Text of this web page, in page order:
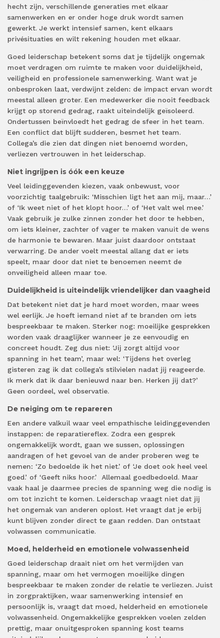
hecht zijn, verschillende generaties met elkaar
samenwerken en er onder hoge druk wordt samen
gewerkt. Je werkt intensief samen, kent elkaars
privésituaties en wilt rekening houden met elkaar.
Goed leiderschap betekent soms dat je tijdelijk ongemak
moet verdragen om ruimte te maken voor duidelijkheid,
veiligheid en professionele samenwerking. Want wat je
onbesproken laat, verdwijnt zelden: de impact ervan wordt
meestal alleen groter. Een medewerker die nooit feedback
krijgt op storend gedrag, raakt uiteindelijk geïsoleerd.
Ondertussen beïnvloedt het gedrag de sfeer in het team.
Een conflict dat blijft sudderen, besmet het team.
Collega’s die zien dat dingen niet benoemd worden,
verliezen vertrouwen in het leiderschap.
Niet ingrijpen is óók een keuze
Veel leidinggevenden kiezen, vaak onbewust, voor
voorzichtig taalgebruik: ‘Misschien ligt het aan mij, maar…’
of ‘Ik weet niet of het klopt hoor…’ of ‘Het valt wel mee.’
Vaak gebruik je zulke zinnen zonder het door te hebben,
om iets kleiner, zachter of vager te maken vanuit de wens
de harmonie te bewaren. Maar juist daardoor ontstaat
verwarring. De ander voelt meestal allang dat er iets
speelt, maar door dat niet te benoemen neemt de
onveiligheid alleen maar toe.
Duidelijkheid is uiteindelijk vriendelijker dan vaagheid
Dat betekent niet dat je hard moet worden, maar wees
wel eerlijk. Je hoeft iemand niet af te branden om iets
bespreekbaar te maken. Sterker nog: moeilijke gesprekken
worden vaak draaglijker wanneer je ze eenvoudig en
concreet houdt. Zeg dus niet: ‘Jij zorgt altijd voor
spanning in het team’, maar wel: ‘Tijdens het overleg
gisteren zag ik dat collega’s stilvielen nadat jij reageerde.
Ik merk dat ik daar benieuwd naar ben. Herken jij dat?’
Geen oordeel, wel observatie.
De neiging om te repareren
Een andere valkuil waar veel empathische leidinggevenden
instappen: de reparatiereflex. Zodra een gesprek
ongemakkelijk wordt, gaan we sussen, oplossingen
aandragen of het gevoel van de ander proberen weg te
nemen: ‘Zo bedoelde ik het niet.’ of ‘Je doet ook heel veel
goed.’ of ‘Geeft niks hoor.’ Allemaal goedbedoeld. Maar
vaak haal je daarmee precies de spanning weg die nodig is
om tot inzicht te komen. Leiderschap vraagt niet dat jij
het ongemak van anderen oplost. Het vraagt dat je erbij
kunt blijven zonder direct te gaan redden. Dan ontstaat
volwassen communicatie.
Moed, helderheid en emotionele volwassenheid
Goed leiderschap draait niet om het vermijden van
spanning, maar om het vermogen moeilijke dingen
bespreekbaar te maken zonder de relatie te verliezen. Juist
in zorgpraktijken, waar samenwerking intensief en
persoonlijk is, vraagt dat moed, helderheid en emotionele
volwassenheid. Ongemakkelijke gesprekken voelen zelden
prettig, maar onuitgesproken spanning kost teams